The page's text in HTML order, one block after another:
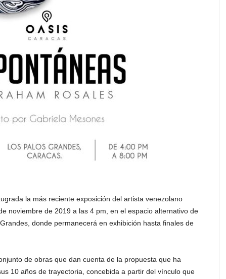
la más reciente exposición del artista venezolano
noviembre de 2019 a las 4 pm, en el espacio alternativo de
donde permanecerá en exhibición hasta finales de
de obras que dan cuenta de la propuesta que ha
10 años de trayectoria, concebida a partir del vínculo que